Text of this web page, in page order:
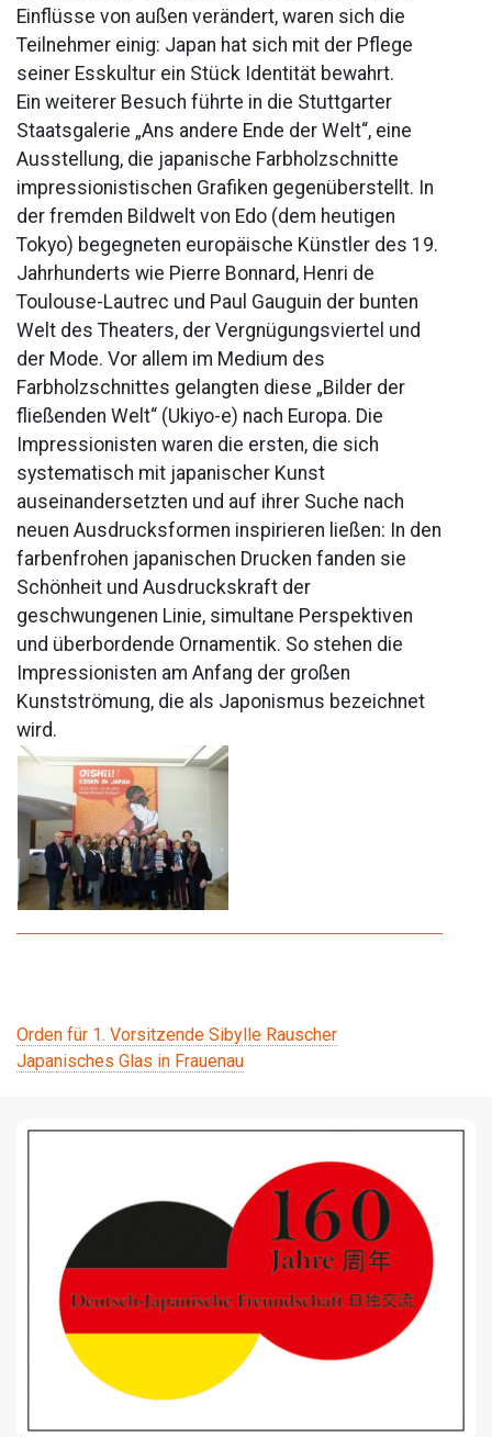
Einflüsse von außen verändert, waren sich die
Teilnehmer einig: Japan hat sich mit der Pflege
seiner Esskultur ein Stück Identität bewahrt.
Ein weiterer Besuch führte in die Stuttgarter
Staatsgalerie „Ans andere Ende der Welt“, eine
Ausstellung, die japanische Farbholzschnitte
impressionistischen Grafiken gegenüberstellt. In
der fremden Bildwelt von Edo (dem heutigen
Tokyo) begegneten europäische Künstler des 19.
Jahrhunderts wie Pierre Bonnard, Henri de
Toulouse-Lautrec und Paul Gauguin der bunten
Welt des Theaters, der Vergnügungsviertel und
der Mode. Vor allem im Medium des
Farbholzschnittes gelangten diese „Bilder der
fließenden Welt“ (Ukiyo-e) nach Europa. Die
Impressionisten waren die ersten, die sich
systematisch mit japanischer Kunst
auseinandersetzten und auf ihrer Suche nach
neuen Ausdrucksformen inspirieren ließen: In den
farbenfrohen japanischen Drucken fanden sie
Schönheit und Ausdruckskraft der
geschwungenen Linie, simultane Perspektiven
und überbordende Ornamentik. So stehen die
Impressionisten am Anfang der großen
Kunstströmung, die als Japonismus bezeichnet
wird.
Beitragsnavigation
Orden für 1. Vorsitzende Sibylle Rauscher
Japanisches Glas in Frauenau